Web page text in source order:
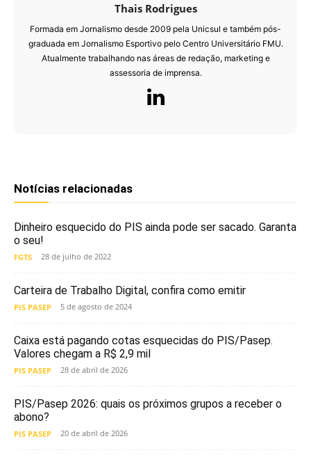
Thais Rodrigues
Formada em Jornalismo desde 2009 pela Unicsul e também pós-
graduada em Jornalismo Esportivo pelo Centro Universitário FMU.
Atualmente trabalhando nas áreas de redação, marketing e
assessoria de imprensa.
Notícias relacionadas
Dinheiro esquecido do PIS ainda pode ser sacado. Garanta
o seu!
FGTS 28 de julho de 2022
Carteira de Trabalho Digital, confira como emitir
PIS PASEP 5 de agosto de 2024
Caixa está pagando cotas esquecidas do PIS/Pasep.
Valores chegam a R$ 2,9 mil
PIS PASEP 28 de abril de 2026
PIS/Pasep 2026: quais os próximos grupos a receber o
abono?
PIS PASEP 20 de abril de 2026